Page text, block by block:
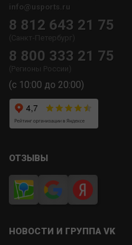
info@usports.ru
8 812 643 21 75
(Санкт-Петербург)
8 800 333 21 75
(Регионы России)
(с 10:00 до 20:00)
ОТЗЫВЫ
НОВОСТИ И ГРУППА VK